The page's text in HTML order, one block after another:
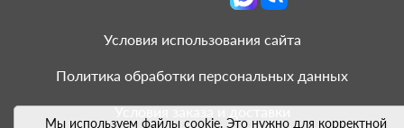
Мы используем файлы cookie. Это нужно для корректной
Условия использования сайта
Политика обработки персональных данных
Условия заказа и доставки